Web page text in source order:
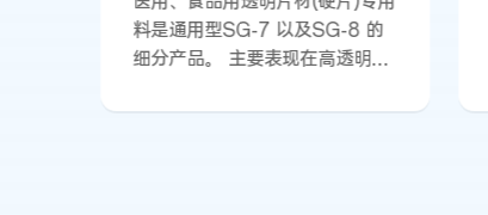
料是通用型SG-7 以及SG-8 的
细分产品。 主要表现在高透明
化、加工熔融粘度低、“晶点”